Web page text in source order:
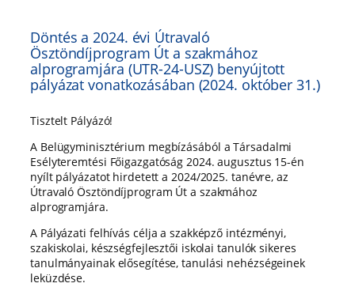
Döntés a 2024. évi Útravaló
Ösztöndíjprogram Út a szakmához
alprogramjára (UTR-24-USZ) benyújtott
pályázat vonatkozásában (2024. október 31.)
Tisztelt Pályázó!
A Belügyminisztérium megbízásából a Társadalmi
Esélyteremtési Főigazgatóság 2024. augusztus 15-én
nyílt pályázatot hirdetett a 2024/2025. tanévre, az
Útravaló Ösztöndíjprogram Út a szakmához
alprogramjára.
A Pályázati felhívás célja a szakképző intézményi,
szakiskolai, készségfejlesztői iskolai tanulók sikeres
tanulmányainak elősegítése, tanulási nehézségeinek
leküzdése.